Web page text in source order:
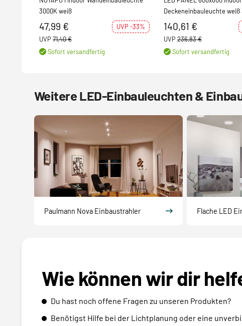
3000K weiß
47,99 €
UVP -33%
UVP 71,40 €
Sofort versandfertig
Deckeneinbauleuchte weiß
UGR<(><<)>19
140,61 €
UVP 236,83 €
Sofort versandfertig
Weitere LED-Einbauleuchten &
Paulmann Nova Einbaustrahler Flache LED
Wie können wir dir
Du hast noch offene Fragen zu unseren Produkten?
Benötigst Hilfe bei der Lichtplanung oder eine